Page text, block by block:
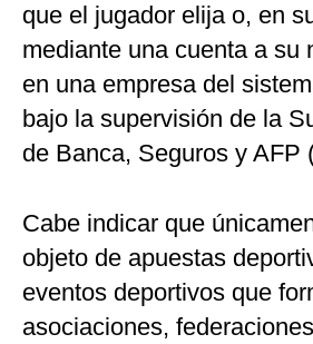
que el jugador elija o, en
mediante una cuenta a su
en una empresa del
bajo la supervisión de la
de Banca, Seguros y AFP
Cabe indicar que
objeto de apuestas
eventos deportivos que
asociaciones,